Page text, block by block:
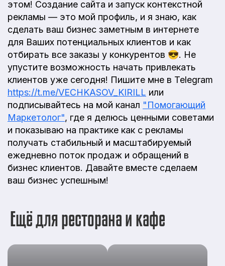
этом! Создание сайта и запуск контекстной
рекламы — это мой профиль, и я знаю, как
сделать ваш бизнес заметным в интернете
для Ваших потенциальных клиентов и как
отбирать все заказы у конкурентов 😎. Не
упустите возможность начать привлекать
клиентов уже сегодня! Пишите мне в Telegram
https://t.me/VECHKASOV_KIRILL или
подписывайтесь на мой канал "Помогающий
Маркетолог", где я делюсь ценными советами
и показываю на практике как с рекламы
получать стабильный и масштабируемый
ежедневно поток продаж и обращений в
бизнес клиентов. Давайте вместе сделаем
ваш бизнес успешным!
Ещё для ресторана и кафе